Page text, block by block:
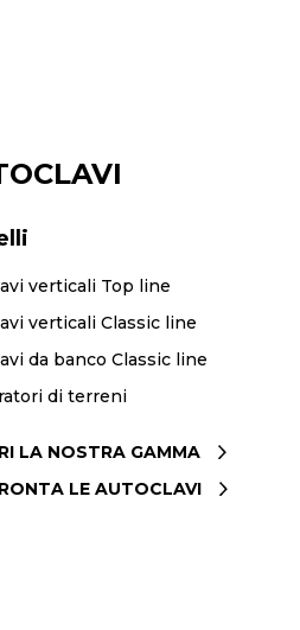
verticali Top line
verticali Classic line
da banco Classic line
di terreni
LA NOSTRA GAMMA
LE AUTOCLAVI